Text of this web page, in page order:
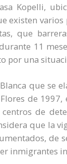
Kopelli,
existen
que
11
por una
que se
de 1997,
de
que la
de
inmigrantes